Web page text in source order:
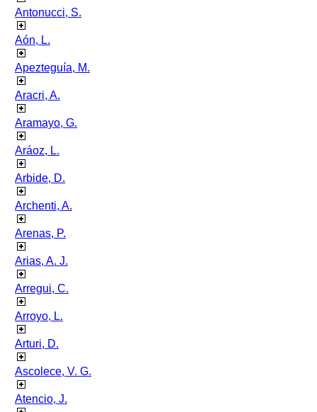
Antonucci, S.
Aón, L.
Apezteguía, M.
Aracri, A.
Aramayo, G.
Aráoz, L.
Arbide, D.
Archenti, A.
Arenas, P.
Arias, A. J.
Arregui, C.
Arroyo, L.
Arturi, D.
Ascolece, V. G.
Atencio, J.